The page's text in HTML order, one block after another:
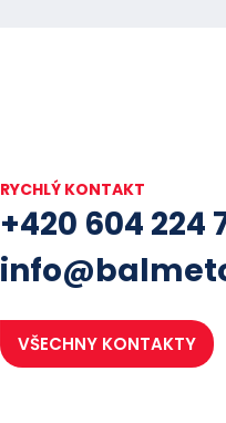
RYCHLÝ KONTAKT
+420 604 224
VŠECHNY KONTAKTY